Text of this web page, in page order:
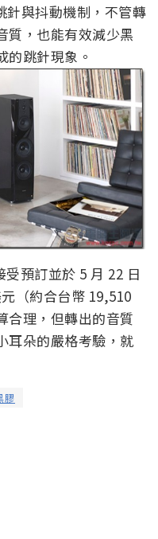
針與抖動機制，不管轉
質，也能有效減少黑
的跳針現象。
預訂並於 5 月 22 日
（約合台幣 19,510
合理，但轉出的音質
耳朵的嚴格考驗，就
膠